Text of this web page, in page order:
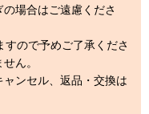
場合はご遠慮くださ
ので予めご了承くださ
ん。
ンセル、返品・交換は